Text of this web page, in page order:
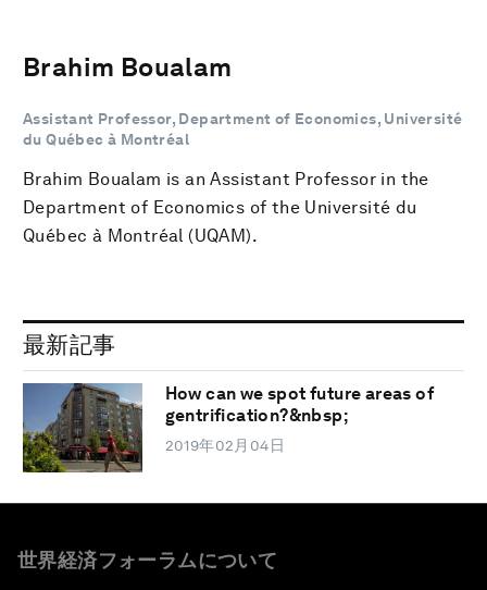
Brahim Boualam
Assistant Professor, Department of Economics, Université
du Québec à Montréal
Brahim Boualam is an Assistant Professor in the
Department of Economics of the Université du
Québec à Montréal (UQAM).
最新記事
How can we spot future areas of
gentrification?&nbsp;
2019年02月04日
世界経済フォーラムについて